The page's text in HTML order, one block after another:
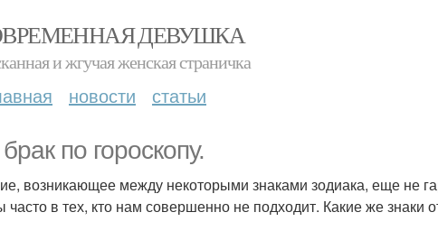
ДЕВУШКА
и жгучая женская страничка
новости статьи
по гороскопу.
возникающее между некоторыми знаками зодиака, еще не
в тех, кто нам совершенно не подходит. Какие же знаки